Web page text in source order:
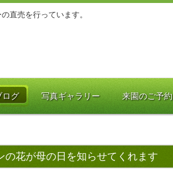
直売を行っています。
ログ 写真ギャラリー 来園のご予約
の花が母の日を知らせてくれます